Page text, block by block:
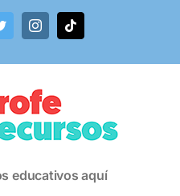
InstagramTiktok
educativos aquí